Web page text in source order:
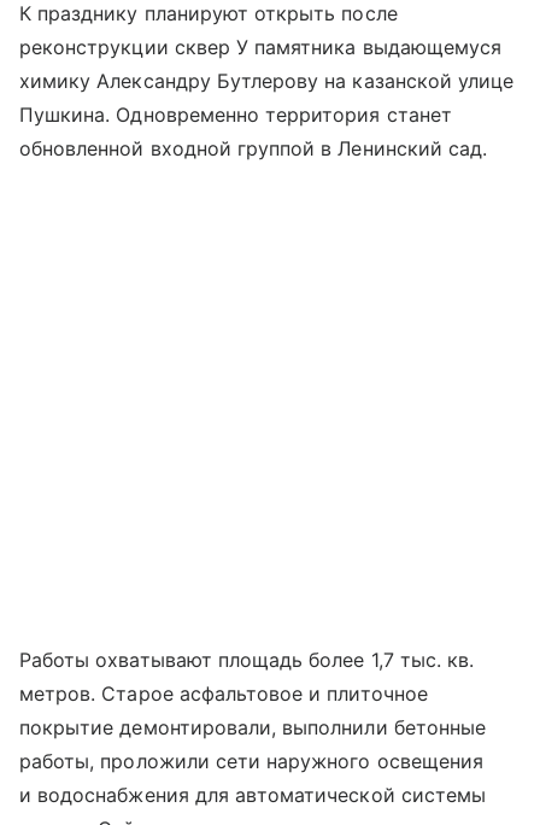
К празднику планируют открыть после
реконструкции сквер У памятника выдающемуся
химику Александру Бутлерову на казанской улице
Пушкина. Одновременно территория станет
обновленной входной группой в Ленинский сад.
Работы охватывают площадь более 1,7 тыс. кв.
метров. Старое асфальтовое и плиточное
покрытие демонтировали, выполнили бетонные
работы, проложили сети наружного освещения
и водоснабжения для автоматической системы